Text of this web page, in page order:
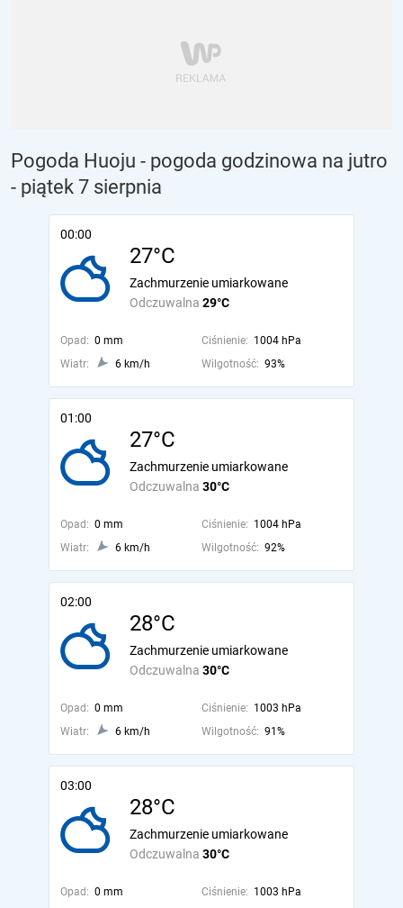
Pogoda Huoju - pogoda godzinowa na jutro
- piątek 7 sierpnia
00:00
27°C
Odczuwalna 29°C
Zachmurzenie umiarkowane
Opad: 0 mm Ciśnienie: 1004 hPa
Wiatr:
6 km/h Wilgotność: 93%
01:00
27°C
Odczuwalna 30°C
Zachmurzenie umiarkowane
Opad: 0 mm Ciśnienie: 1004 hPa
Wiatr:
6 km/h Wilgotność: 92%
02:00
28°C
Odczuwalna 30°C
Zachmurzenie umiarkowane
Opad: 0 mm Ciśnienie: 1003 hPa
Wiatr:
6 km/h Wilgotność: 91%
03:00
28°C
Odczuwalna 30°C
Zachmurzenie umiarkowane
Opad: 0 mm Ciśnienie: 1003 hPa